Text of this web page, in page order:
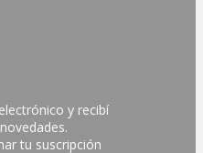
y recibí
tu suscripción